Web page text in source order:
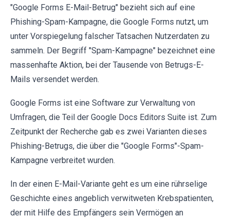
"Google Forms E-Mail-Betrug" bezieht sich auf eine
Phishing-Spam-Kampagne, die Google Forms nutzt, um
unter Vorspiegelung falscher Tatsachen Nutzerdaten zu
sammeln. Der Begriff "Spam-Kampagne" bezeichnet eine
massenhafte Aktion, bei der Tausende von Betrugs-E-
Mails versendet werden.
Google Forms ist eine Software zur Verwaltung von
Umfragen, die Teil der Google Docs Editors Suite ist. Zum
Zeitpunkt der Recherche gab es zwei Varianten dieses
Phishing-Betrugs, die über die "Google Forms"-Spam-
Kampagne verbreitet wurden.
In der einen E-Mail-Variante geht es um eine rührselige
Geschichte eines angeblich verwitweten Krebspatienten,
der mit Hilfe des Empfängers sein Vermögen an